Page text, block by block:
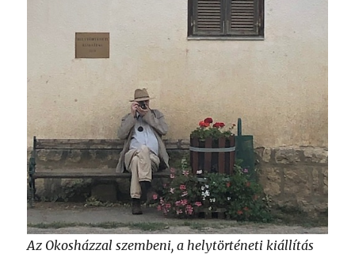
Az Okosházzal szembeni, a helytörténeti kiállítás